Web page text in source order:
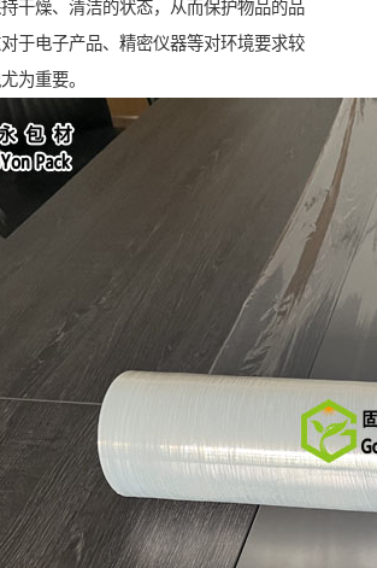
干燥、清洁的状态，从而保护物品的品
于电子产品、精密仪器等对环境要求较
为重要。